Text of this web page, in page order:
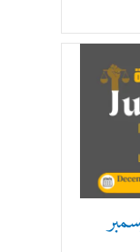
مصر من 7-13 ديسمبر